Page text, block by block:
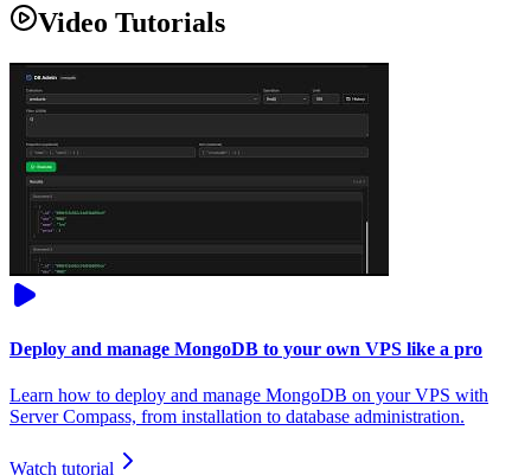
Video Tutorials
Deploy and manage MongoDB to your own VPS like a pro
Learn how to deploy and manage MongoDB on your VPS with
Server Compass, from installation to database administration.
Watch tutorial